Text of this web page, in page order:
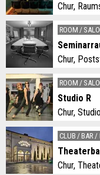
Chur,
ROOM /
Chur,
ROOM /
Studio R
Chur,
CLUB / BAR /
Chur,